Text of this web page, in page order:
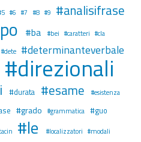
#6 #7 #8 #9 #analisifrase
#ba #bei #caratteri #cla
#dete #determinanteverbale
#direzionali
#durata #esame #esistenza
#grado #grammatica #guo
#le #localizzatori #modali